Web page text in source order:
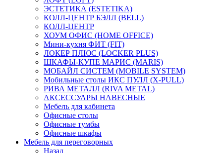
ЭСТЕТИКА (ESTETIKA)
КОЛЛ-ЦЕНТР БЭЛЛ (BELL)
КОЛЛ-ЦЕНТР
ХОУМ ОФИС (HOME OFFICE)
Мини-кухня ФИТ (FIT)
ЛОКЕР ПЛЮС (LOCKER PLUS)
ШКАФЫ-КУПЕ МАРИС (MARIS)
МОБАЙЛ СИСТЕМ (MOBILE SYSTEM)
Мобильные столы ИКС ПУЛЛ (X-PULL)
РИВА МЕТАЛЛ (RIVA METAL)
АКСЕССУАРЫ НАВЕСНЫЕ
Мебель для кабинета
Офисные столы
Офисные тумбы
Офисные шкафы
Мебель для переговорных
Назад